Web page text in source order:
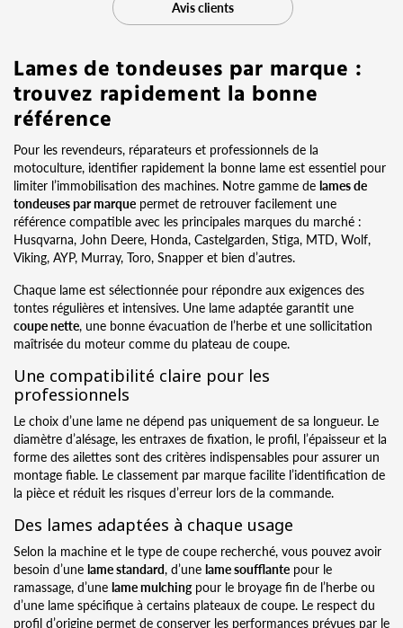
Avis clients
Lames de tondeuses par marque :
trouvez rapidement la bonne
référence
Pour les revendeurs, réparateurs et professionnels de la
motoculture, identifier rapidement la bonne lame est essentiel pour
limiter l’immobilisation des machines. Notre gamme de lames de
tondeuses par marque permet de retrouver facilement une
référence compatible avec les principales marques du marché :
Husqvarna, John Deere, Honda, Castelgarden, Stiga, MTD, Wolf,
Viking, AYP, Murray, Toro, Snapper et bien d’autres.
Chaque lame est sélectionnée pour répondre aux exigences des
tontes régulières et intensives. Une lame adaptée garantit une
coupe nette, une bonne évacuation de l’herbe et une sollicitation
maîtrisée du moteur comme du plateau de coupe.
Une compatibilité claire pour les
professionnels
Le choix d’une lame ne dépend pas uniquement de sa longueur. Le
diamètre d’alésage, les entraxes de fixation, le profil, l’épaisseur et la
forme des ailettes sont des critères indispensables pour assurer un
montage fiable. Le classement par marque facilite l’identification de
la pièce et réduit les risques d’erreur lors de la commande.
Des lames adaptées à chaque usage
Selon la machine et le type de coupe recherché, vous pouvez avoir
besoin d’une lame standard, d’une lame soufflante pour le
ramassage, d’une lame mulchingpour le broyage fin de l’herbe ou
d’une lame spécifique à certains plateaux de coupe. Le respect du
profil d’origine permet de conserver les performances prévues par le